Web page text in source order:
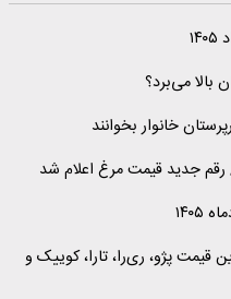
خانوار بخوانند
رقم جدید قیمت مرغ اعلام شد
پژو، ری‌را، تارا، کوییک و